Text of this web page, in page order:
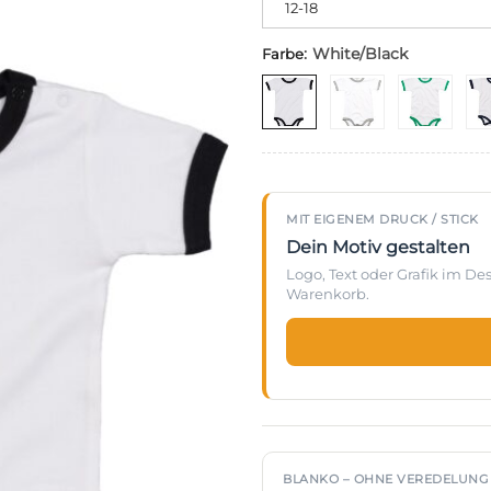
12-18
Farbe: White/Black
MIT EIGENEM DRUCK / STICK
Dein Motiv gestalten
Logo, Text oder Grafik im
Warenkorb.
BLANKO – OHNE VEREDELUNG